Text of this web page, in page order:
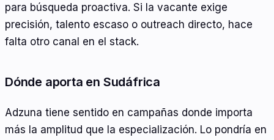
para búsqueda proactiva. Si la vacante exige
precisión, talento escaso o outreach directo, hace
falta otro canal en el stack.
Dónde aporta en Sudáfrica
Adzuna tiene sentido en campañas donde importa
más la amplitud que la especialización. Lo pondría en